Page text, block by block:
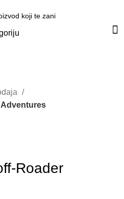
Adventures
Roader